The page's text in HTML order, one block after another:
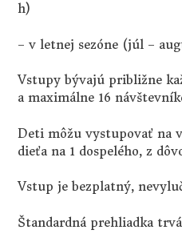
h)
– v letnej sezóne (júl –
Vstupy bývajú približne
a maximálne 16
Deti môžu vystupovať na
dieťa na 1 dospelého, z
Vstup je bezplatný,
Štandardná prehliadka